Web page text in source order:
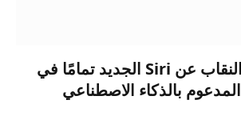
Apple تكشف النقاب عن Siri الجديد تمامًا في
مؤتمر WWDC المدعوم بالذكاء الاصطناعي